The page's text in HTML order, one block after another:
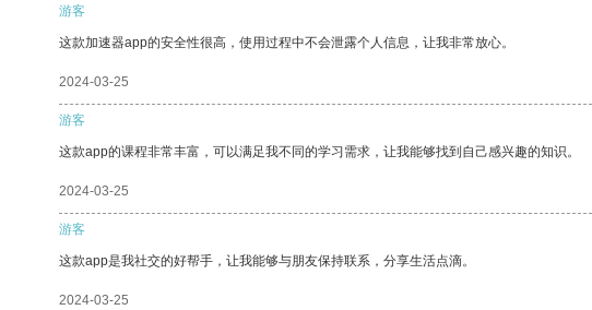
游客
这款加速器app的安全性很高，使用过程中不会泄露个人信息，让我非常放心。
2024-03-25
游客
这款app的课程非常丰富，可以满足我不同的学习需求，让我能够找到自己感兴趣的知识。
2024-03-25
游客
这款app是我社交的好帮手，让我能够与朋友保持联系，分享生活点滴。
2024-03-25